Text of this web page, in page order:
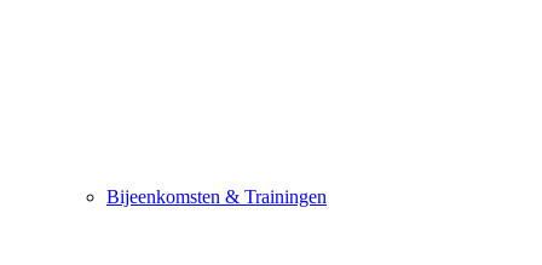
Bijeenkomsten & Trainingen